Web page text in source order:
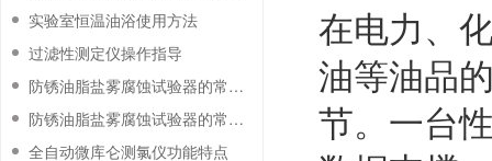
在电力、
油等油品
节。一台
实验室恒温油浴使用方法
过滤性测定仪操作指导
防锈油脂盐雾腐蚀试验器的常见故障与解决方法
防锈油脂盐雾腐蚀试验器的常见故障与解决方法
全自动微库仑测氯仪功能特点